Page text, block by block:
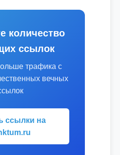
количество
ссылок
трафика с
вечных
ссылки на